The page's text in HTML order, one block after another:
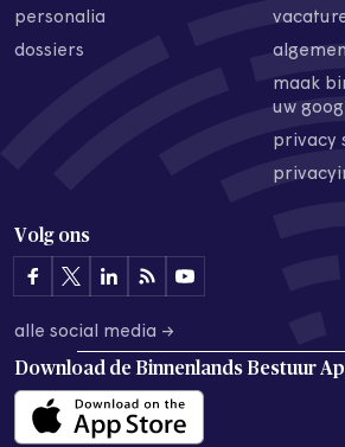
personalia
dossiers
maak
uw
privacy
Volg ons
alle social media →
Download de Binnenlands Bestuur